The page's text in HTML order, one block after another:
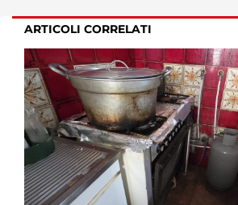
ARTICOLI CORRELATI